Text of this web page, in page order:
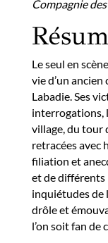
Compagnie
Le seul en
vie d’un
Labadie. Ses
interrogations,
village, du tour
retracées avec
filiation et
et de différents
inquiétudes de
drôle et
l’on soit fan de